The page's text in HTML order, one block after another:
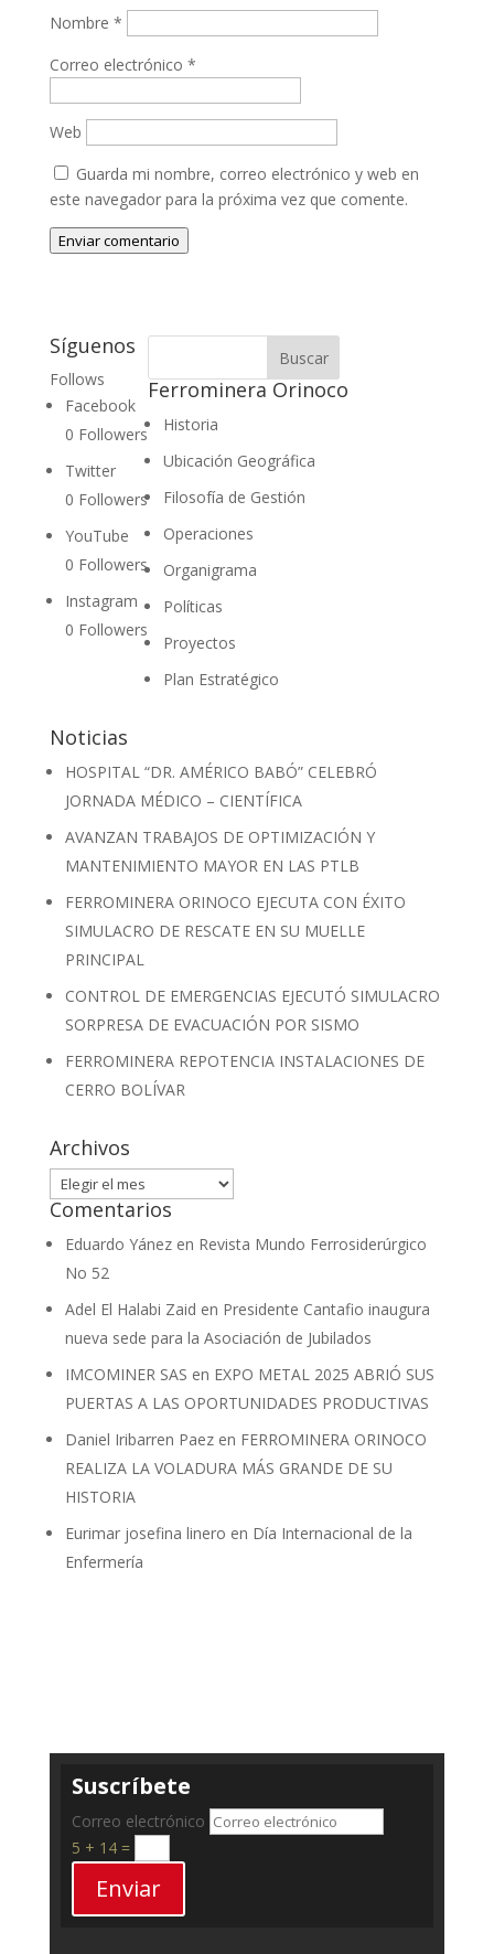
Nombre *
Correo electrónico *
Web
Guarda mi nombre, correo electrónico y web en
este navegador para la próxima vez que comente.
Enviar comentario
Síguenos
Follows
Facebook
0 Followers
Twitter
0 Followers
YouTube
0 Followers
Instagram
0 Followers
Ferrominera Orinoco
Historia
Ubicación Geográfica
Filosofía de Gestión
Operaciones
Organigrama
Políticas
Proyectos
Plan Estratégico
Noticias
HOSPITAL “DR. AMÉRICO BABÓ” CELEBRÓ
JORNADA MÉDICO – CIENTÍFICA
AVANZAN TRABAJOS DE OPTIMIZACIÓN Y
MANTENIMIENTO MAYOR EN LAS PTLB
FERROMINERA ORINOCO EJECUTA CON ÉXITO
SIMULACRO DE RESCATE EN SU MUELLE
PRINCIPAL
CONTROL DE EMERGENCIAS EJECUTÓ SIMULACRO
SORPRESA DE EVACUACIÓN POR SISMO
FERROMINERA REPOTENCIA INSTALACIONES DE
CERRO BOLÍVAR
Archivos
Archivos
Comentarios
Eduardo Yánezen Revista Mundo Ferrosiderúrgico
No 52
Adel El Halabi Zaid en Presidente Cantafio inaugura
nueva sede para la Asociación de Jubilados
IMCOMINER SAS en EXPO METAL 2025 ABRIÓ SUS
PUERTAS A LAS OPORTUNIDADES PRODUCTIVAS
Daniel Iribarren Paezen FERROMINERA ORINOCO
REALIZA LA VOLADURA MÁS GRANDE DE SU
HISTORIA
Eurimar josefina linero en Día Internacional de la
Enfermería
Suscríbete
Correo electrónico
5 + 14=
Enviar